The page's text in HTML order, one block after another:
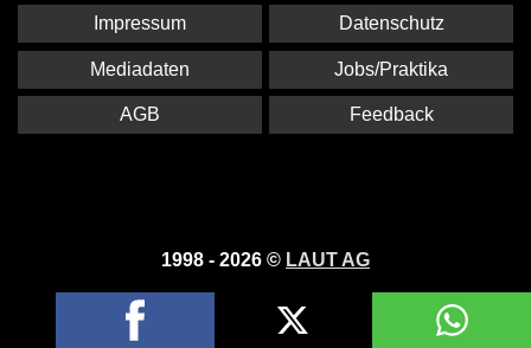
1998 - 2026 © LAUT AG
Impressum Datenschutz
Mediadaten Jobs/Praktika
AGB Feedback